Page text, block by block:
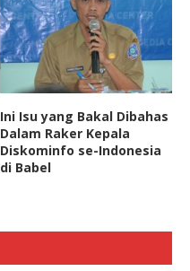
Ini Isu yang Bakal Dibahas
Dalam Raker Kepala
Diskominfo se-Indonesia
di Babel